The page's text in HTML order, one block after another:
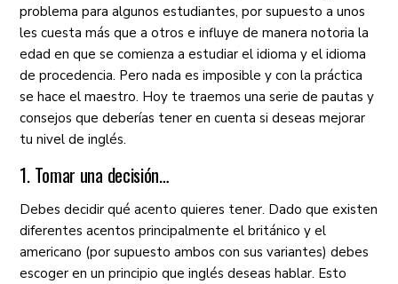
problema para algunos estudiantes, por supuesto a unos
les cuesta más que a otros e influye de manera notoria la
edad en que se comienza a estudiar el idioma y el idioma
de procedencia. Pero nada es imposible y con la práctica
se hace el maestro. Hoy te traemos una serie de pautas y
consejos que deberías tener en cuenta si deseas mejorar
tu nivel de inglés.
1. Tomar una decisión…
Debes decidir qué acento quieres tener. Dado que existen
diferentes acentos principalmente el británico y el
americano (por supuesto ambos con sus variantes) debes
escoger en un principio que inglés deseas hablar. Esto